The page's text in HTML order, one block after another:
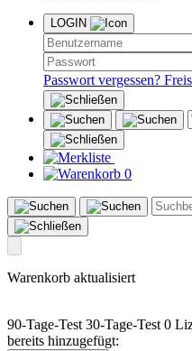
LOGIN
Passwort vergessen?
0
Warenkorb aktualisiert
90-Tage-Test 30-Tage-Test 0
bereits hinzugefügt: